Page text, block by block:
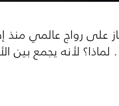
على رواج عالمي منذ
لأنه يجمع بين